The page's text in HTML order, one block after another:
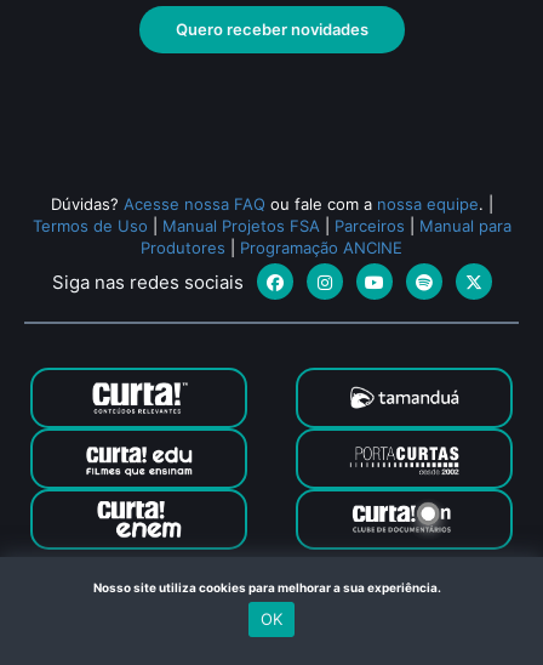
Quero receber novidades
Dúvidas? Acesse nossa FAQ ou fale com a nossa equipe.
Termos de Uso
Manual Projetos FSA Parceiros
Manual para
Produtores
Programação ANCINE
Siga nas redes sociais
Canal Curta © 2024. Todos os direitos reservados. Feito com
no Rio de Janeiro
Nosso site utiliza cookies para melhorar a sua experiência.
OK